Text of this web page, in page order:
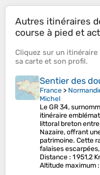
Autres itinéraires
course à pied et
Cliquez sur un itinéraire
sa carte et son profil.
Sentier des
France >
Michel
Le GR 34,
itinéraire
littoral breton
Nazaire, offrant
patrimoine. Cette
falaises
Distance : 1 951,2
Altitude maximum